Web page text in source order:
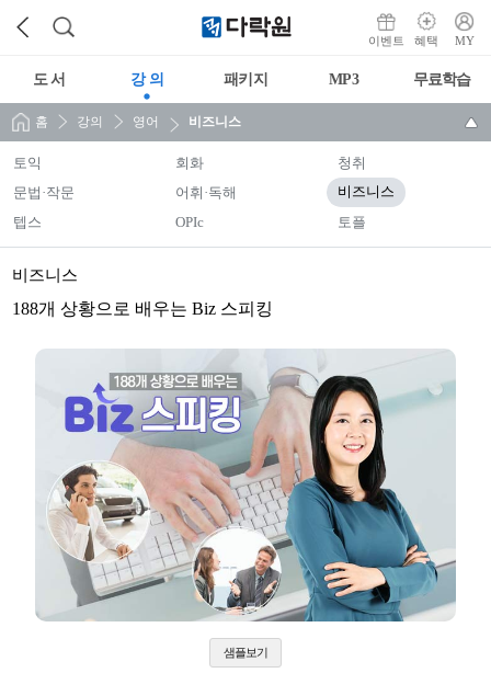
이벤트 혜택 MY
도 서 강 의 패키지 MP3 무료학습
홈 강의 영어 비즈니스
토익 회화
청취
문법·작문
어휘·독해 비즈니스
텝스 OPIc 토플
비즈니스
188개 상황으로 배우는 Biz 스피킹
샘플보기